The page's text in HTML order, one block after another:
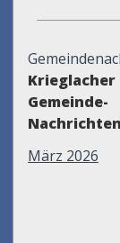
Krieglacher
Gemeinde-
Nachrichten
März 2026